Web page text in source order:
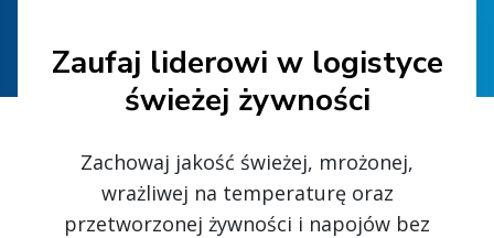
Zaufaj liderowi w logistyce
świeżej żywności
Zachowaj jakość świeżej, mrożonej,
wrażliwej na temperaturę oraz
przetworzonej żywności i napojów bez